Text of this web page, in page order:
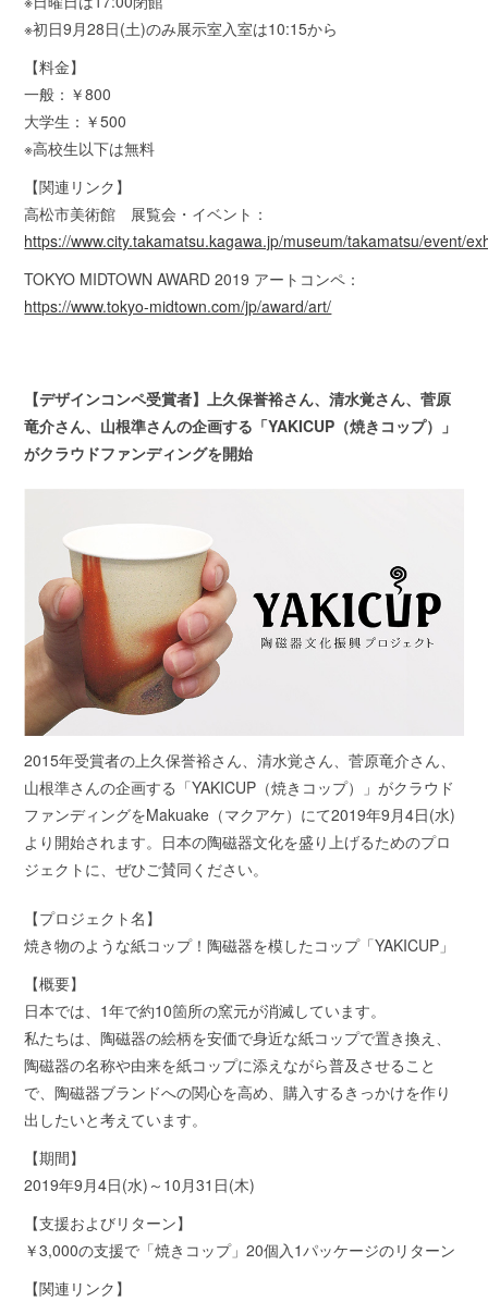
※初日9月28日(土)のみ展示室入室は10:15から
【料金】
一般：￥800
大学生：￥500
※高校生以下は無料
【関連リンク】
高松市美術館 展覧会・イベント：
https://www.city.takamatsu.kagawa.jp/museum/takamatsu/event/
TOKYO MIDTOWN AWARD 2019 アートコンペ：
https://www.tokyo-midtown.com/jp/award/art/
【デザインコンペ受賞者】上久保誉裕さん、清水覚さん、菅原
竜介さん、山根準さんの企画する「YAKICUP（焼きコップ）」
がクラウドファンディングを開始
2015年受賞者の上久保誉裕さん、清水覚さん、菅原竜介さん、
山根準さんの企画する「YAKICUP（焼きコップ）」がクラウド
ファンディングをMakuake（マクアケ）にて2019年9月4日(水)
より開始されます。日本の陶磁器文化を盛り上げるためのプロ
ジェクトに、ぜひご賛同ください。
【プロジェクト名】
焼き物のような紙コップ！陶磁器を模したコップ「YAKICUP」
【概要】
日本では、1年で約10箇所の窯元が消滅しています。
私たちは、陶磁器の絵柄を安価で身近な紙コップで置き換え、
陶磁器の名称や由来を紙コップに添えながら普及させること
で、陶磁器ブランドへの関心を高め、購入するきっかけを作り
出したいと考えています。
【期間】
2019年9月4日(水)～10月31日(木)
【支援およびリターン】
￥3,000の支援で「焼きコップ」20個入1パッケージのリターン
【関連リンク】